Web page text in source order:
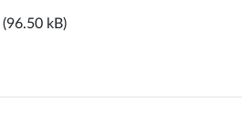
(96.50 kB)